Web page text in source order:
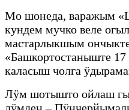
Мо шонеда, варажым
кундем мучко веле
мастарлыкшым
«Башкортостаныште
каласыш чолга
Лӱм шотышто ойлаш